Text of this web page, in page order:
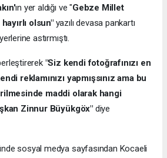
ın yer aldığı ve "Gebze Millet
olsun"yazılı devasa pankartı
astırmıştı.
"Siz kendi fotoğrafınızı en
reklamınızı yapmışsınız ama bu
maddi olarak hangi
Zinnur Büyükgöx" diye
sosyal medya sayfasından Kocaeli